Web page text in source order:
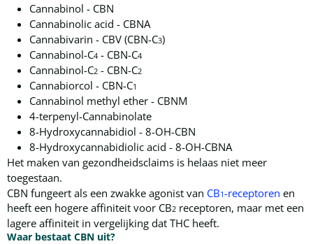
Cannabinol - CBN
Cannabinolic acid - CBNA
Cannabivarin - CBV (CBN-C3)
Cannabinol-C4 - CBN-C4
Cannabinol-C2 - CBN-C2
Cannabiorcol - CBN-C1
Cannabinol methyl ether - CBNM
4-terpenyl-Cannabinolate
8-Hydroxycannabidiol - 8-OH-CBN
8-Hydroxycannabidiolic acid - 8-OH-CBNA
Het maken van gezondheidsclaims is helaas niet meer
toegestaan.
CBN fungeert als een zwakke agonist van CB1-receptoren en
heeft een hogere affiniteit voor CB2 receptoren, maar met een
lagere affiniteit in vergelijking dat THC heeft.
Waar bestaat CBN uit?